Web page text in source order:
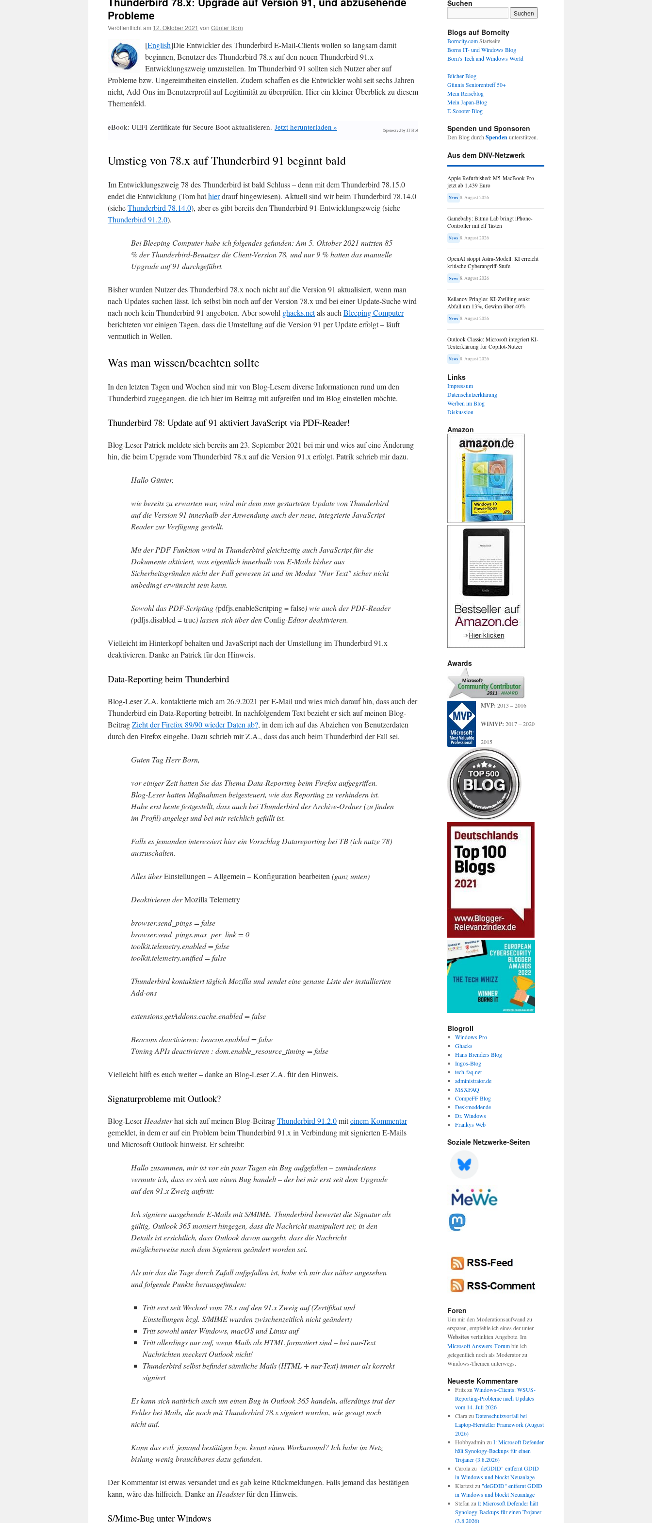
Probleme
Veröffentlicht am 12. Oktober 2021 von Günter Born
[English]Die Entwickler des Thunderbird E-Mail-Clients wollen so langsam damit
beginnen, Benutzer des Thunderbird 78.x auf den neuen Thunderbird 91.x-
Entwicklungszweig umzustellen. Im Thunderbird 91 sollten sich Nutzer aber auf
Probleme bzw. Ungereimtheiten einstellen. Zudem schaffen es die Entwickler wohl seit sechs Jahren
nicht, Add-Ons im Benutzerprofil auf Legitimität zu überprüfen. Hier ein kleiner Überblick zu diesem
Themenfeld.
eBook: UEFI-Zertifikate für Secure Boot aktualisieren. Jetzt herunterladen » (Sponsored by IT Pro)
Umstieg von 78.x auf Thunderbird 91 beginnt bald
Im Entwicklungszweig 78 des Thunderbird ist bald Schluss – denn mit dem Thunderbird 78.15.0
endet die Entwicklung (Tom hathierdrauf hingewiesen). Aktuell sind wir beim Thunderbird 78.14.0
(sieheThunderbird 78.14.0), aber es gibt bereits den Thunderbird 91-Entwicklungszweig (siehe
Thunderbird 91.2.0).
Bei Bleeping Computer habe ich folgendes gefunden: Am 5. Oktober 2021 nutzten 85
% der Thunderbird-Benutzer die Client-Version 78, und nur 9 % hatten das manuelle
Upgrade auf 91 durchgeführt.
Bisher wurden Nutzer des Thunderbird 78.x noch nicht auf die Version 91 aktualisiert, wenn man
nach Updates suchen lässt. Ich selbst bin noch auf der Version 78.x und bei einer Update-Suche wird
nach noch kein Thunderbird 91 angeboten. Aber sowohl ghacks.netals auch Bleeping Computer
berichteten vor einigen Tagen, dass die Umstellung auf die Version 91 per Update erfolgt – läuft
vermutlich in Wellen.
Was man wissen/beachten sollte
In den letzten Tagen und Wochen sind mir von Blog-Lesern diverse Informationen rund um den
Thunderbird zugegangen, die ich hier im Beitrag mit aufgreifen und im Blog einstellen möchte.
Thunderbird 78: Update auf 91 aktiviert JavaScript via PDF-Reader!
Blog-Leser Patrick meldete sich bereits am 23. September 2021 bei mir und wies auf eine Änderung
hin, die beim Upgrade vom Thunderbird 78.x auf die Version 91.x erfolgt. Patrik schrieb mir dazu.
Hallo Günter,
wie bereits zu erwarten war, wird mir dem nun gestarteten Update von Thunderbird
auf die Version 91 innerhalb der Anwendung auch der neue, integrierte JavaScript-
Reader zur Verfügung gestellt.
Mit der PDF-Funktion wird in Thunderbird gleichzeitig auch JavaScript für die
Dokumente aktiviert, was eigentlich innerhalb von E-Mails bisher aus
Sicherheitsgründen nicht der Fall gewesen ist und im Modus "Nur Text" sicher nicht
unbedingt erwünscht sein kann.
Sowohl das PDF-Scripting (pdfjs.enableScritping = false) wie auch der PDF-Reader
(pdfjs.disabled = true) lassen sich über denConfig-Editor deaktivieren.
Vielleicht im Hinterkopf behalten und JavaScript nach der Umstellung im Thunderbird 91.x
deaktivieren. Danke an Patrick für den Hinweis.
Data-Reporting beim Thunderbird
Blog-Leser Z.A. kontaktierte mich am 26.9.2021 per E-Mail und wies mich darauf hin, dass auch der
Thunderbird ein Data-Reporting betreibt. In nachfolgendem Text bezieht er sich auf meinen Blog-
BeitragZieht der Firefox 89/90 wieder Daten ab?, in dem ich auf das Abziehen von Benutzerdaten
durch den Firefox eingehe. Dazu schrieb mir Z.A., dass das auch beim Thunderbird der Fall sei.
Guten Tag Herr Born,
vor einiger Zeit hatten Sie das Thema Data-Reporting beim Firefox aufgegriffen.
Blog-Leser hatten Maßnahmen beigesteuert, wie das Reporting zu verhindern ist.
Habe erst heute festgestellt, dass auch bei Thunderbird der Archive-Ordner (zu finden
im Profil) angelegt und bei mir reichlich gefüllt ist.
Falls es jemanden interessiert hier ein Vorschlag Datareporting bei TB (ich nutze 78)
auszuschalten.
Alles überEinstellungen – Allgemein – Konfiguration bearbeiten (ganz unten)
Deaktivieren derMozilla Telemetry
browser.send_pings = false
browser.send_pings.max_per_link = 0
toolkit.telemetry.enabled = false
toolkit.telemetry.unified = false
Thunderbird kontaktiert täglich Mozilla und sendet eine genaue Liste der installierten
Add-ons
extensions.getAddons.cache.enabled = false
Beacons deactivieren: beacon.enabled = false
Timing APIs deactivieren : dom.enable_resource_timing = false
Vielleicht hilft es euch weiter – danke an Blog-Leser Z.A. für den Hinweis.
Signaturprobleme mit Outlook?
Blog-LeserHeadsterhat sich auf meinen Blog-BeitragThunderbird 91.2.0miteinem Kommentar
gemeldet, in dem er auf ein Problem beim Thunderbird 91.x in Verbindung mit signierten E-Mails
und Microsoft Outlook hinweist. Er schreibt:
Hallo zusammen, mir ist vor ein paar Tagen ein Bug aufgefallen – zumindestens
vermute ich, dass es sich um einen Bug handelt – der bei mir erst seit dem Upgrade
auf den 91.x Zweig auftritt:
Ich signiere ausgehende E-Mails mit S/MIME. Thunderbird bewertet die Signatur als
gültig, Outlook 365 moniert hingegen, dass die Nachricht manipuliert sei; in den
Details ist ersichtlich, dass Outlook davon ausgeht, dass die Nachricht
möglicherweise nach dem Signieren geändert worden sei.
Als mir das die Tage durch Zufall aufgefallen ist, habe ich mir das näher angesehen
und folgende Punkte herausgefunden:
Tritt erst seit Wechsel vom 78.x auf den 91.x Zweig auf (Zertifikat und
Einstellungen bzgl. S/MIME wurden zwischenzeitlich nicht geändert)
Tritt sowohl unter Windows, macOS und Linux auf
Tritt allerdings nur auf, wenn Mails als HTML formatiert sind – bei nur-Text
Nachrichten meckert Outlook nicht!
Thunderbird selbst befindet sämtliche Mails (HTML + nur-Text) immer als korrekt
signiert
Es kann sich natürlich auch um einen Bug in Outlook 365 handeln, allerdings trat der
Fehler bei Mails, die noch mit Thunderbird 78.x signiert wurden, wie gesagt noch
nicht auf.
Kann das evtl. jemand bestätigen bzw. kennt einen Workaround? Ich habe im Netz
bislang wenig brauchbares dazu gefunden.
Der Kommentar ist etwas versandet und es gab keine Rückmeldungen. Falls jemand das bestätigen
kann, wäre das hilfreich. Danke an Headsterfür den Hinweis.
S/Mime-Bug unter Windows
Suchen
Blogs auf Borncity
Borncity.comStartseite
Borns IT- und Windows Blog
Born's Tech and Windows World
Bücher-Blog
Günnis Seniorentreff 50+
Mein Reiseblog
Mein Japan-Blog
E-Scooter-Blog
Spenden und Sponsoren
Den Blog durch Spendenunterstützen.
Aus dem DNV-Netzwerk
Apple Refurbished: M5-MacBook Pro
jetzt ab 1.439 Euro
News 8. August 2026
Gamebaby: Bitmo Lab bringt iPhone-
Controller mit elf Tasten
News 8. August 2026
OpenAI stoppt Astra-Modell: KI erreicht
kritische Cyberangriff-Stufe
News 8. August 2026
Kellanov Pringles: KI-Zwilling senkt
Abfall um 13%, Gewinn über 40%
News 8. August 2026
Outlook Classic: Microsoft integriert KI-
Texterklärung für Copilot-Nutzer
News 8. August 2026
Links
Impressum
Datenschutzerklärung
Werben im Blog
Diskussion
Amazon
Awards
MVP: 2013 – 2016
WIMVP: 2017 – 2020
2015
Blogroll
Windows Pro
Ghacks
Hans Brenders Blog
Ingos-Blog
tech-faq.net
administrator.de
MSXFAQ
CompeFF Blog
Deskmodder.de
Dr. Windows
Frankys Web
Soziale Netzwerke-Seiten
Foren
Um mir den Moderationsaufwand zu
ersparen, empfehle ich eines der unter
Websitesverlinkten Angebote. Im
Microsoft Answers-Forumbin ich
gelegentlich noch als Moderator zu
Windows-Themen unterwegs.
Neueste Kommentare
Fritzzu Windows-Clients: WSUS-
Reporting-Probleme nach Updates
vom 14. Juli 2026
Clarazu Datenschutzvorfall bei
Laptop-Hersteller Framework (August
2026)
Hobbyadmin zu I: Microsoft Defender
hält Synology-Backups für einen
Trojaner (3.8.2026)
Carolazu "deGDID" entfernt GDID
in Windows und blockt Neuanlage
Klartextzu "deGDID" entfernt GDID
in Windows und blockt Neuanlage
Stefan zu I: Microsoft Defender hält
Synology-Backups für einen Trojaner
(3.8.2026)